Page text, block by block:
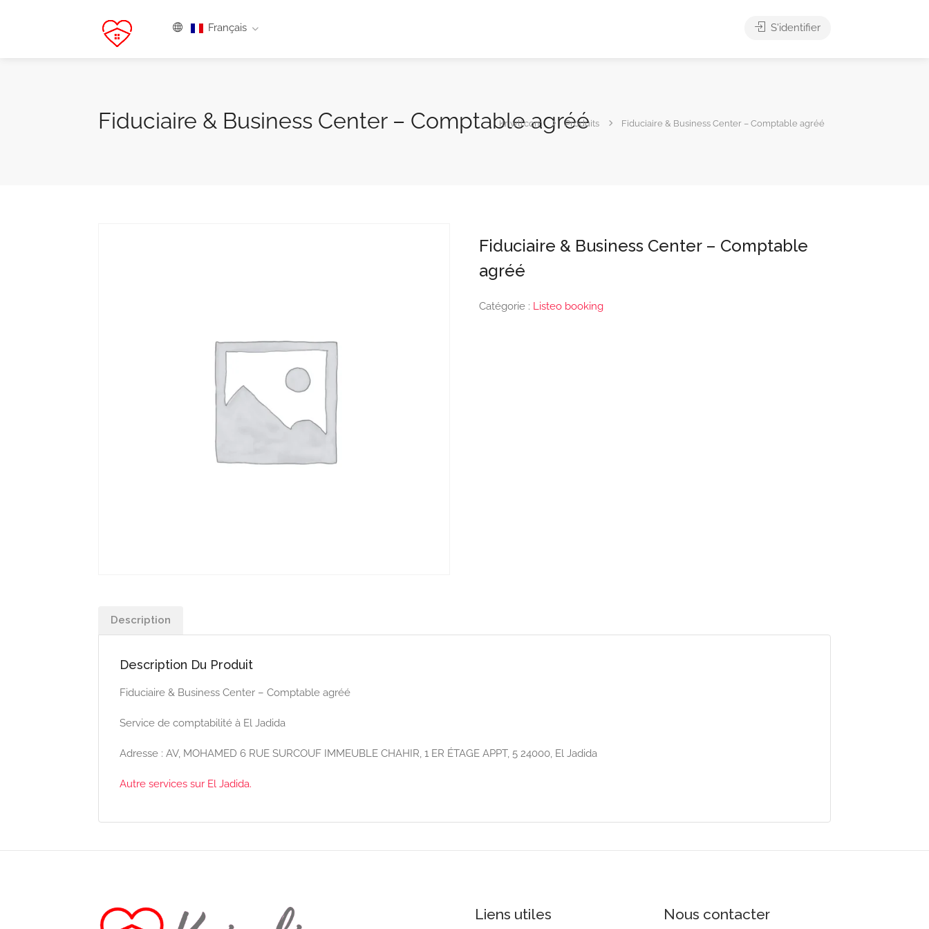
Français S'identifier
Fiduciaire & Business Center – Comptable agréé
Kriwli.com Produits Fiduciaire & Business Center – Comptable agréé
Fiduciaire & Business Center – Comptable
agréé
Catégorie : Listeo booking
Description
Description Du Produit
Fiduciaire & Business Center – Comptable agréé
Service de comptabilité à El Jadida
Adresse : AV, MOHAMED 6 RUE SURCOUF IMMEUBLE CHAHIR, 1 ER ÉTAGE APPT, 5 24000, El Jadida
Autre services sur El Jadida.
Liens utiles Nous contacter